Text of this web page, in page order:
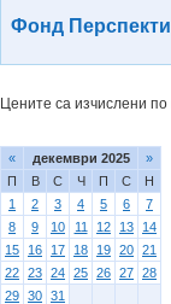
Фонд
Цените са изчислени
« декември 2025
»
П
В С Ч П С
Н
1
2 3 4 5 6
7
8
9 10 11 12 13
14
15
16 17 18 19 20 21
22 23 24 25 26 27 28
29 30 31